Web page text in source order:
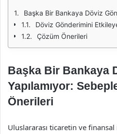
Başka Bir Bankaya Döviz Gönderimi
Döviz Gönderimini
Çözüm Önerileri
Başka Bir Bankaya
Yapılamıyor:
Önerileri
Uluslararası ticaretin ve